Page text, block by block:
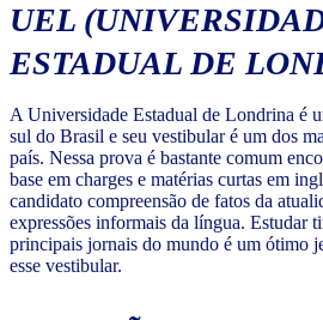
UEL
ESTADUAL DE
A Universidade Estadual de Londrina é
sul do Brasil e seu vestibular é um dos
país. Nessa prova é bastante comum
base em charges e matérias curtas em
candidato compreensão de fatos da
expressões informais da língua. Estudar
principais jornais do mundo é um ótimo
esse vestibular.